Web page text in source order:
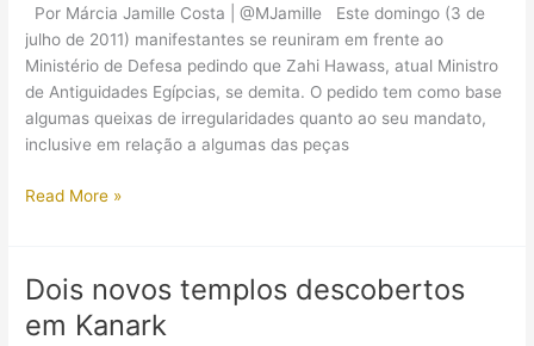
Por Márcia Jamille Costa | @MJamille Este domingo (3 de
julho de 2011) manifestantes se reuniram em frente ao
Ministério de Defesa pedindo que Zahi Hawass, atual Ministro
de Antiguidades Egípcias, se demita. O pedido tem como base
algumas queixas de irregularidades quanto ao seu mandato,
inclusive em relação a algumas das peças
Querem
ministério
Read More »
Dois novos templos descobertos
em Kanark